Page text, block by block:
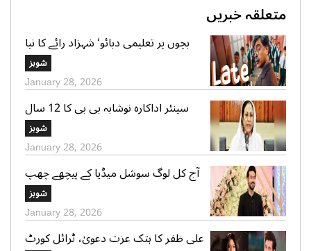
متعلقہ خبریں
بچوں پر تعلیمی دبائو‘ شہزاد رائے کا نیا
گانا سوشل میڈیا پر وائرل
شوبز
January 28, 2026
سینئر اداکارہ نوشابہ بی بی کا 12 سال
کی عمر میں شادی ہونے کا اعتراف
شوبز
January 28, 2026
آج کل لوگ سوشل میڈیا کے پیچھے چھپ
کر ایک دوسرے پر کیچڑ اچھالتے ہیں‘ علی
عباس
شوبز
January 28, 2026
علی ظفر کا ہتک عزت دعویٰ، ٹرائل کورٹ